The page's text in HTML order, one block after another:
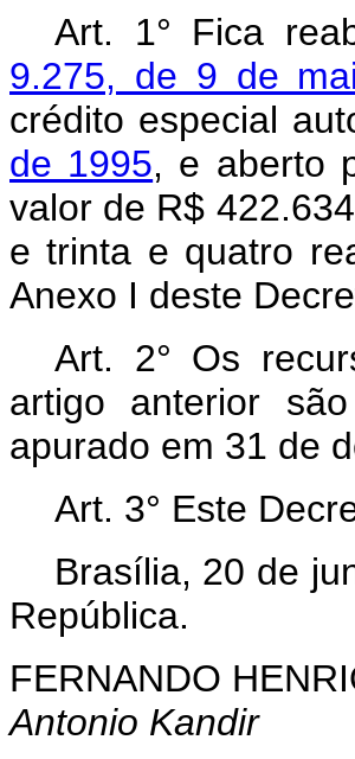
Art. 1° Fica
9.275, de 9 de
crédito especial
de 1995, e aberto
valor de R$
e trinta e quatro
Anexo I deste
Art. 2° Os
artigo anterior
apurado em 31 de
Art. 3° Este
Brasília, 20 de
República.
FERNANDO
Antonio Kandir